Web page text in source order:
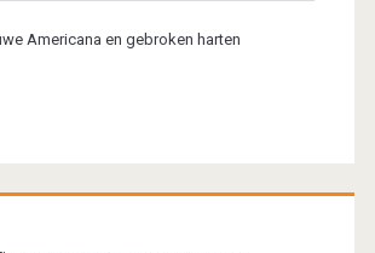
Americana en gebroken harten